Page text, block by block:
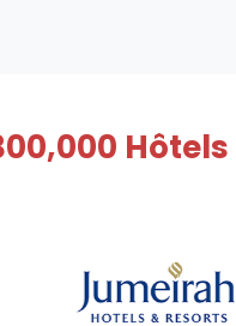
Hôtels